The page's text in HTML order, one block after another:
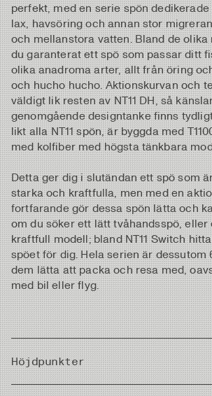
perfekt, med en serie spön
lax, havsöring och annan stor
och mellanstora vatten. Bland de
du garanterat ett spö som passar ditt
olika anadroma arter, allt från öring
och hucho hucho. Aktionskurvan och
väldigt lik resten av NT11 DH, så
genomgående designtanke finns
likt alla NT11 spön, är byggda med
med kolfiber med högsta tänkbara
Detta ger dig i slutändan ett spö som
starka och kraftfulla, men med en
fortfarande gör dessa spön lätta och
om du söker ett lätt tvåhandsspö, eller
kraftfull modell; bland NT11 Switch
spöet för dig. Hela serien är dessutom
dem lätta att packa och resa med,
med bil eller flyg.
Höjdpunkter